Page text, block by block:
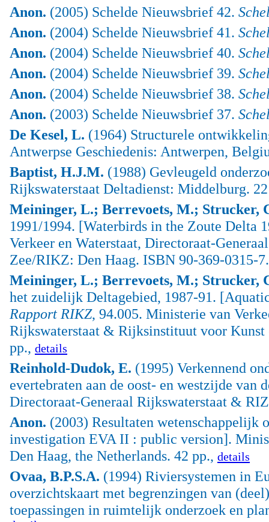
Anon. (2005) Schelde Nieuwsbrief 42.
Anon. (2004) Schelde Nieuwsbrief 41.
Anon. (2004) Schelde Nieuwsbrief 40.
Anon. (2004) Schelde Nieuwsbrief 39.
Anon. (2004) Schelde Nieuwsbrief 38.
Anon. (2003) Schelde Nieuwsbrief 37.
De Kesel, L. (1964) Structurele
Antwerpse Geschiedenis: Antwerpen,
Baptist, H.J.M. (1988) Gevleugeld
Rijkswaterstaat Deltadienst: Middelburg.
Meininger, L.; Berrevoets, M.; Strucker,
1991/1994. [Waterbirds in the Zoute Delta
Verkeer en Waterstaat, Directoraat-
Zee/RIKZ: Den Haag. ISBN 90-369-0315-
Meininger, L.; Berrevoets, M.; Strucker,
het zuidelijk Deltagebied, 1987-91.
Rapport RIKZ, 94.005. Ministerie van
Rijkswaterstaat & Rijksinstituut voor
pp., details
Reinhold-Dudok, E. (1995) Verkennend
evertebraten aan de oost- en westzijde
Directoraat-Generaal Rijkswaterstaat &
Anon. (2003) Resultaten
investigation EVA II : public version].
Den Haag, the Netherlands. 42 pp., details
Ovaa, B.P.S.A. (1994) Riviersystemen in
overzichtskaart met begrenzingen van
toepassingen in ruimtelijk onderzoek en